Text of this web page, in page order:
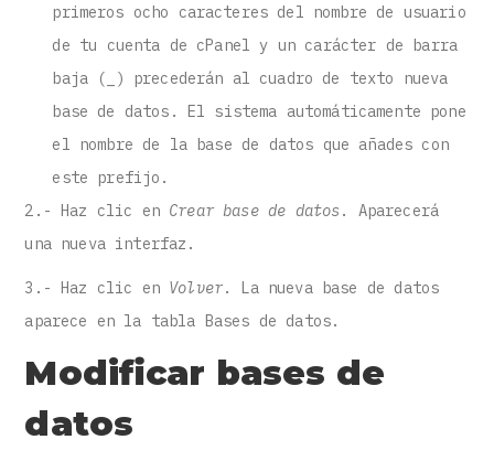
primeros ocho caracteres del nombre de usuario
de tu cuenta de cPanel y un carácter de barra
baja (_) precederán al cuadro de texto nueva
base de datos. El sistema automáticamente pone
el nombre de la base de datos que añades con
este prefijo.
2.- Haz clic en Crear base de datos. Aparecerá
una nueva interfaz.
3.- Haz clic en Volver. La nueva base de datos
aparece en la tabla Bases de datos.
Modificar bases de
datos